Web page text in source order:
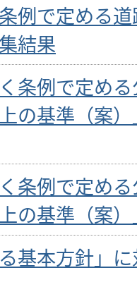
例で定める
結果
条例で定め
の基準（案
条例で定め
の基準（案
基本方針」